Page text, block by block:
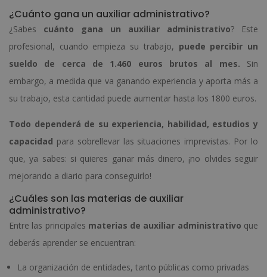
¿Cuánto gana un auxiliar administrativo?
¿Sabes cuánto gana un auxiliar administrativo? Este
profesional, cuando empieza su trabajo, puede percibir un
sueldo de cerca de 1.460 euros brutos al mes. Sin
embargo, a medida que va ganando experiencia y aporta más a
su trabajo, esta cantidad puede aumentar hasta los 1800 euros.
Todo dependerá de su experiencia, habilidad, estudios y
capacidad para sobrellevar las situaciones imprevistas. Por lo
que, ya sabes: si quieres ganar más dinero, ¡no olvides seguir
mejorando a diario para conseguirlo!
¿Cuáles son las materias de auxiliar
administrativo?
Entre las principales materias de auxiliar administrativo que
deberás aprender se encuentran:
La organización de entidades, tanto públicas como privadas